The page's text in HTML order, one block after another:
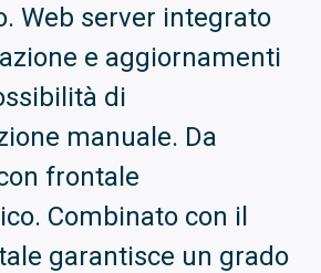
Web server integrato
e aggiornamenti
di
manuale. Da
frontale
Combinato con il
garantisce un grado